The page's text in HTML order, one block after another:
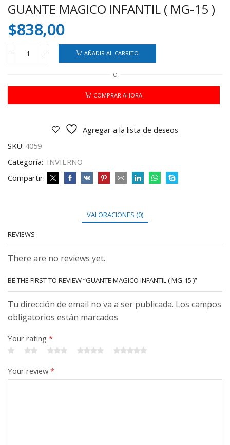
GUANTE MAGICO INFANTIL ( MG-15 )
$838,00
GUANTE
MAGICO
(
15
AÑADIR AL CARRITO
O
COMPRAR AHORA
Agregar a la lista de deseos
SKU: 4059
Categoría: INVIERNO
Compartir:
VALORACIONES (0)
REVIEWS
There are no reviews yet.
BE THE FIRST TO REVIEW “GUANTE MAGICO INFANTIL ( MG-15 )”
Tu dirección de email no va a ser publicada. Los campos
obligatorios están marcados
Your rating *
Your review*